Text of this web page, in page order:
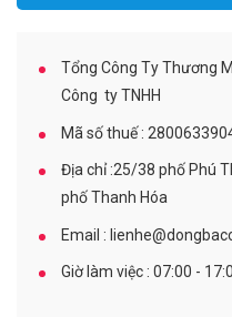
Tổng Công Ty Thương
Công ty TNHH
Mã số thuế :
Địa chỉ :25/38 phố Phú
phố Thanh Hóa
Email :
Giờ làm việc : 07:00 -